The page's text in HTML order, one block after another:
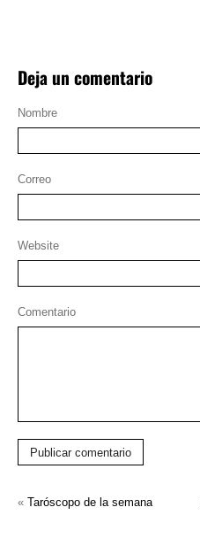
Deja un comentario
Nombre
Correo
Website
Comentario
Publicar comentario
« Taróscopo de la semana